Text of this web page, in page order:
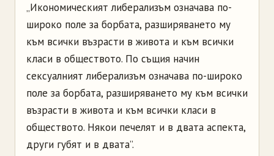
„Икономическият либерализъм означава по-
широко поле за борбата, разширяването му
към всички възрасти в живота и към всички
класи в обществото. По същия начин
сексуалният либерализъм означава по-широко
поле за борбата, разширяването му към всички
възрасти в живота и към всички класи в
обществото. Някои печелят и в двата аспекта,
други губят и в двата”.